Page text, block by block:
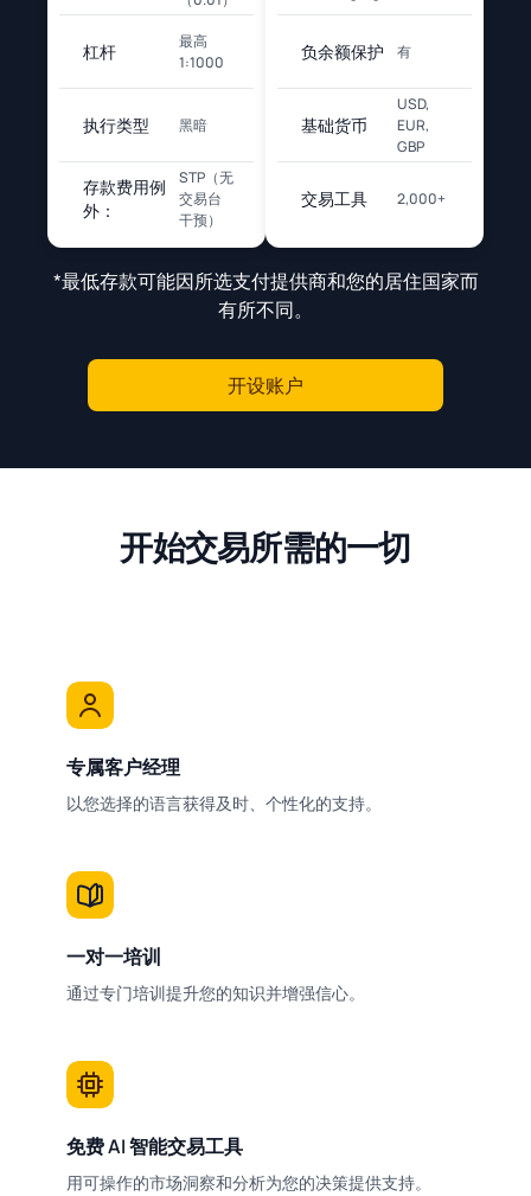
杠杆
最高
1:1000
执行类型 黑暗
存款费用例
外：
STP（无
交易台
干预）
负余额保护 有
基础货币
USD,
EUR,
GBP
交易工具 2,000+
*最低存款可能因所选支付提供商和您的居住国家而
有所不同。
开设账户
开始交易所需的一切
专属客户经理
以您选择的语言获得及时、个性化的支持。
一对一培训
通过专门培训提升您的知识并增强信心。
免费 AI 智能交易工具
用可操作的市场洞察和分析为您的决策提供支持。